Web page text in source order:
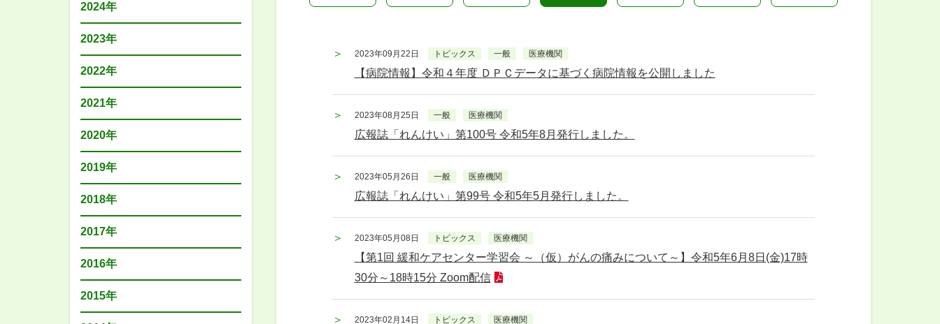
2023年09月22日 トピックス 一般 医療機関
【病院情報】令和４年度 ＤＰＣデータに基づく病院情報を公開しました
2023年08月25日 一般 医療機関
広報誌「れんけい」第100号 令和5年8月発行しました。
2023年05月26日 一般 医療機関
広報誌「れんけい」第99号 令和5年5月発行しました。
2023年05月08日 トピックス 医療機関
【第1回 緩和ケアセンター学習会 ～（仮）がんの痛みについて～】令和5年6月8日(金)17時
30分～18時15分 Zoom配信
2023年02月14日 トピックス 医療機関
2024年
2023年
2022年
2021年
2020年
2019年
2018年
2017年
2016年
2015年